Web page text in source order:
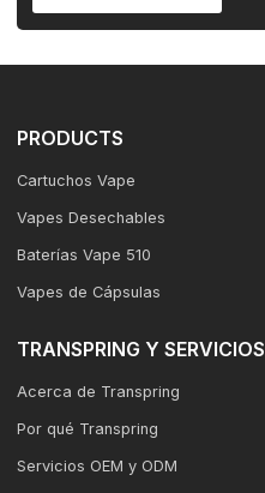
PRODUCTS
Cartuchos Vape
Vapes Desechables
Baterías Vape 510
Vapes de Cápsulas
TRANSPRING Y SERVICIOS
Acerca de Transpring
Por qué Transpring
Servicios OEM y ODM